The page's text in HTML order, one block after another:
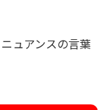
ュアンスの言葉